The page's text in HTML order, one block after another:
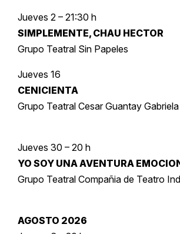
Jueves 2 – 21:30 h
SIMPLEMENTE, CHAU HECTOR
Grupo Teatral Sin Papeles
Jueves 16
CENICIENTA
Grupo Teatral Cesar Guantay
Jueves 30 – 20 h
YO SOY UNA AVENTURA
Grupo Teatral Compañia de Teatro
AGOSTO 2026